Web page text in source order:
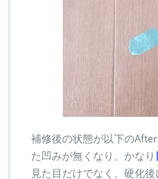
補修後の状態が以下の
た凹みが無くなり、かなり
見た目だけでなく、硬化